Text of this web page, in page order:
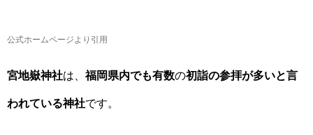
公式ホームページより引用
宮地嶽神社は、福岡県内でも有数の初詣の参拝が多いと言
われている神社です。